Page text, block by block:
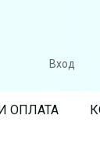
Вход
ОПЛАТА